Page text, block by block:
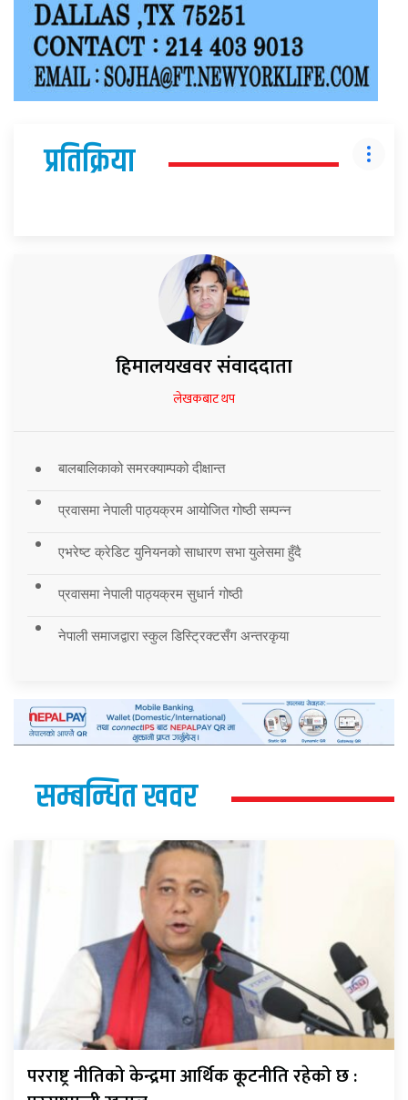
प्रतिक्रिया
हिमालयखवर संवाददाता
लेखकबाट थप
बालबालिकाको समरक्याम्पको दीक्षान्त
प्रवासमा नेपाली पाठ्यक्रम आयोजित गोष्ठी सम्पन्न
एभरेष्ट क्रेडिट युनियनको साधारण सभा युलेसमा हुँदै
प्रवासमा नेपाली पाठ्यक्रम सुधार्न गोष्ठी
नेपाली समाजद्वारा स्कुल डिस्ट्रिक्टसँग अन्तरकृया
सम्बन्धित खवर
परराष्ट्र नीतिको केन्द्रमा आर्थिक कूटनीति रहेको छ :